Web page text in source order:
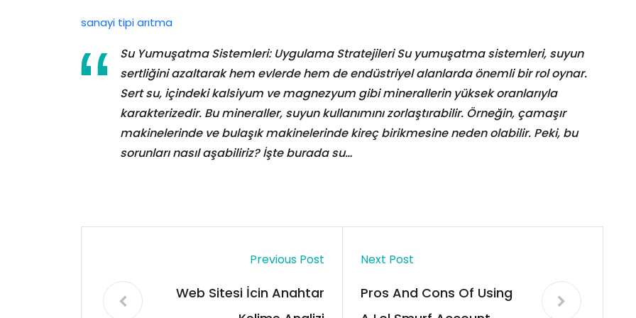
sanayi tipi arıtma
Su Yumuşatma Sistemleri: Uygulama Stratejileri Su yumuşatma sistemleri, suyun
sertliğini azaltarak hem evlerde hem de endüstriyel alanlarda önemli bir rol oynar.
Sert su, içindeki kalsiyum ve magnezyum gibi minerallerin yüksek oranlarıyla
karakterizedir. Bu mineraller, suyun kullanımını zorlaştırabilir. Örneğin, çamaşır
makinelerinde ve bulaşık makinelerinde kireç birikmesine neden olabilir. Peki, bu
sorunları nasıl aşabiliriz? İşte burada su…
Previous Post
Web Sitesi İcin Anahtar
Next Post
Pros And Cons Of Using